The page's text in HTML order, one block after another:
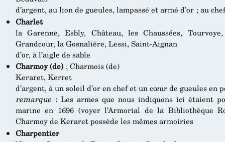
d’argent, au lion de gueules, lampassé et armé d’or ; au
Charlet
la Garenne, Esbly, Château, les Chaussées,
Grandcour, la Gosnalière, Lessi, Saint-Aignan
d’or, à l’aigle de sable
Charmoy (de); Charmois (de)
Keraret, Kerret
d’argent, à un soleil d’or en chef et un cœur de gueules en
remarque: Les armes que nous indiquons ici étaient
marine en 1696 (voyer l’Armorial de la Bibliothèque
Charmoy de Keraret possède les mêmes armoiries
Charpentier